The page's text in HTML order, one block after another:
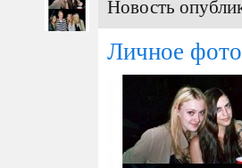
Новость
Личное